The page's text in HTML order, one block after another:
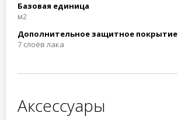
Базовая единица
м2
Дополнительное защитное покрытие
7 слоёв лака
Аксессуары